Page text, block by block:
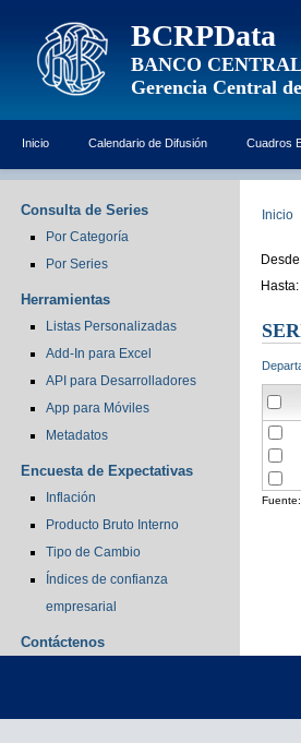
BCRPData
BANCO
Gerencia Central
Inicio Calendario de Difusión Cuadros
Consulta de Series
Por Categoría
Por Series
Herramientas
Listas Personalizadas
Add-In para Excel
API para Desarrolladores
App para Móviles
Metadatos
Encuesta de Expectativas
Inflación
Producto Bruto Interno
Tipo de Cambio
Índices de confianza
empresarial
Contáctenos
Inicio
Hasta:
Fuente: